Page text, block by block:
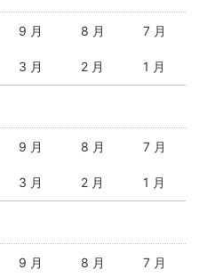
9 月 8 月 7 月
3 月 2 月 1 月
9 月 8 月 7 月
3 月 2 月 1 月
9 月 8 月 7 月